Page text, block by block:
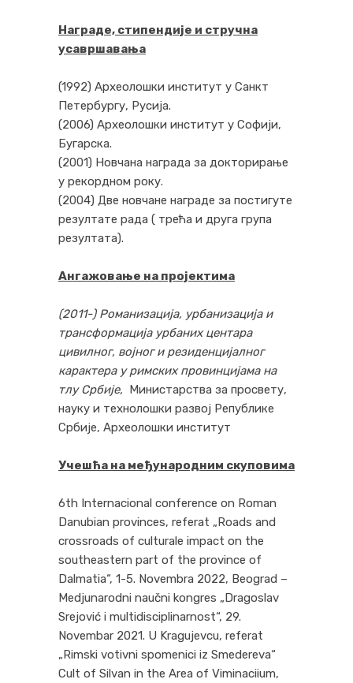
Награде, стипендије и стручна
усавршавања
(1992) Археолошки институт у Санкт
Петербургу, Русија.
(2006) Археолошки институт у Софији,
Бугарска.
(2001) Новчана награда за докторирање
у рекордном року.
(2004) Две новчане награде за постигуте
резултате рада ( трећа и друга група
резултата).
Ангажовање на пројектима
(2011-) Романизација, урбанизација и
трансформација урбаних центара
цивилног, војног и резиденцијалног
карактера у римских провинцијама на
тлу Србије, Министарства за просвету,
науку и технолошки развој Републике
Србије, Археолошки институт
Учешћа на међународним скуповима
6th Internacional conference on Roman
Danubian provinces, referat „Roads and
crossroads of culturale impact on the
southeastern part of the province of
Dalmatia“, 1-5. Novembra 2022, Beograd –
Medjunarodni naučni kongres „Dragoslav
Srejović i multidisciplinarnost“, 29.
Novembar 2021. U Kragujevcu, referat
„Rimski votivni spomenici iz Smedereva“
Cult of Silvan in the Area of Viminaciium,